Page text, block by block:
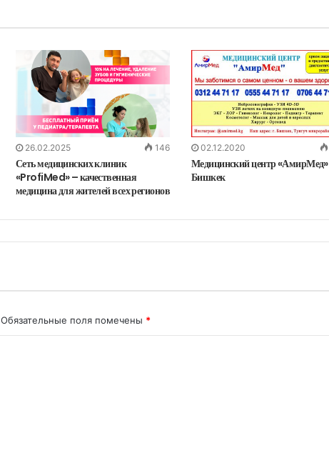
26.02.2025 146
Сеть медицинских клиник
«ProfiMed» – качественная
медицина для жителей всех регионов
02.12.2020
Медицинский центр «АмирМед»
Бишкек
Обязательные поля помечены *